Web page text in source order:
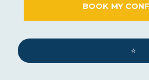
BOOK MY
⭐️